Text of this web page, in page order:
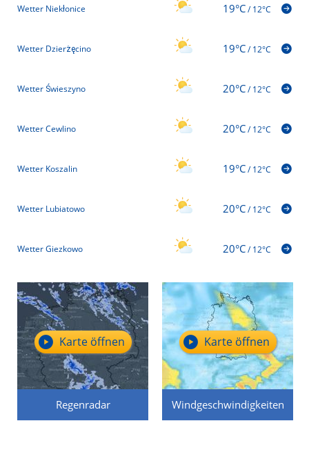
Wetter Niekłonice 19°C/12°C
Wetter Dzierżęcino 19°C/12°C
Wetter Świeszyno 20°C/12°C
Wetter Cewlino 20°C/12°C
Wetter Koszalin 19°C/12°C
Wetter Lubiatowo 20°C/12°C
Wetter Giezkowo 20°C/12°C
Regenradar
Karte öffnen
Windgeschwindigkeiten
Karte öffnen